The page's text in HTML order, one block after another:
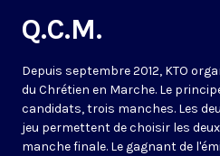
Q.C.M.
Depuis septembre 2012, KTO
du Chrétien en Marche. Le
candidats, trois manches. Les
jeu permettent de choisir les
manche finale. Le gagnant de